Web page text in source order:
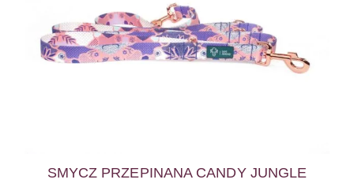
SMYCZ PRZEPINANA CANDY JUNGLE